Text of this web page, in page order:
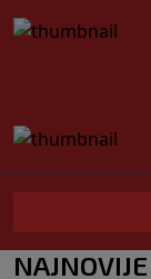
NAJNOVIJE